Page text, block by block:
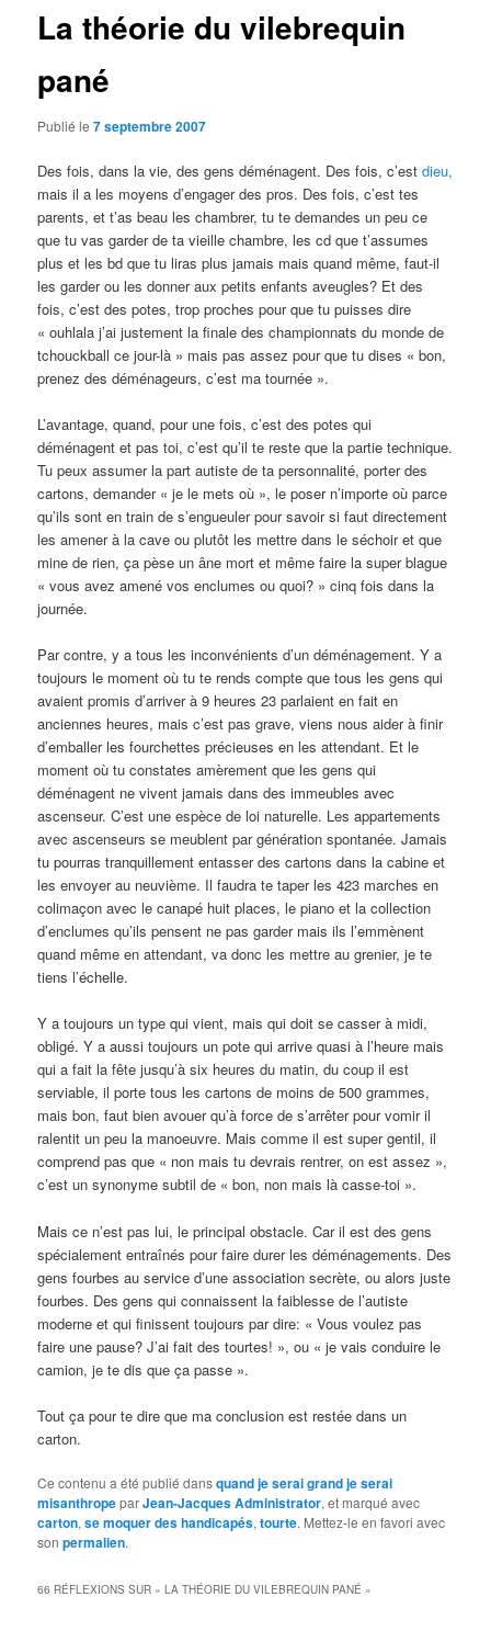
La théorie du vilebrequin
pané
Publié le7 septembre 2007
Des fois, dans la vie, des gens déménagent. Des fois, c’estdieu,
mais il a les moyens d’engager des pros. Des fois, c’est tes
parents, et t’as beau les chambrer, tu te demandes un peu ce
que tu vas garder de ta vieille chambre, les cd que t’assumes
plus et les bd que tu liras plus jamais mais quand même, faut-il
les garder ou les donner aux petits enfants aveugles? Et des
fois, c’est des potes, trop proches pour que tu puisses dire
« ouhlala j’ai justement la finale des championnats du monde de
tchouckball ce jour-là » mais pas assez pour que tu dises « bon,
prenez des déménageurs, c’est ma tournée ».
L’avantage, quand, pour une fois, c’est des potes qui
déménagent et pas toi, c’est qu’il te reste que la partie technique.
Tu peux assumer la part autiste de ta personnalité, porter des
cartons, demander « je le mets où », le poser n’importe où parce
qu’ils sont en train de s’engueuler pour savoir si faut directement
les amener à la cave ou plutôt les mettre dans le séchoir et que
mine de rien, ça pèse un âne mort et même faire la super blague
« vous avez amené vos enclumes ou quoi? » cinq fois dans la
journée.
Par contre, y a tous les inconvénients d’un déménagement. Y a
toujours le moment où tu te rends compte que tous les gens qui
avaient promis d’arriver à 9 heures 23 parlaient en fait en
anciennes heures, mais c’est pas grave, viens nous aider à finir
d’emballer les fourchettes précieuses en les attendant. Et le
moment où tu constates amèrement que les gens qui
déménagent ne vivent jamais dans des immeubles avec
ascenseur. C’est une espèce de loi naturelle. Les appartements
avec ascenseurs se meublent par génération spontanée. Jamais
tu pourras tranquillement entasser des cartons dans la cabine et
les envoyer au neuvième. Il faudra te taper les 423 marches en
colimaçon avec le canapé huit places, le piano et la collection
d’enclumes qu’ils pensent ne pas garder mais ils l’emmènent
quand même en attendant, va donc les mettre au grenier, je te
tiens l’échelle.
Y a toujours un type qui vient, mais qui doit se casser à midi,
obligé. Y a aussi toujours un pote qui arrive quasi à l’heure mais
qui a fait la fête jusqu’à six heures du matin, du coup il est
serviable, il porte tous les cartons de moins de 500 grammes,
mais bon, faut bien avouer qu’à force de s’arrêter pour vomir il
ralentit un peu la manoeuvre. Mais comme il est super gentil, il
comprend pas que « non mais tu devrais rentrer, on est assez »,
c’est un synonyme subtil de « bon, non mais là casse-toi ».
Mais ce n’est pas lui, le principal obstacle. Car il est des gens
spécialement entraînés pour faire durer les déménagements. Des
gens fourbes au service d’une association secrète, ou alors juste
fourbes. Des gens qui connaissent la faiblesse de l’autiste
moderne et qui finissent toujours par dire: « Vous voulez pas
faire une pause? J’ai fait des tourtes! », ou « je vais conduire le
camion, je te dis que ça passe ».
Tout ça pour te dire que ma conclusion est restée dans un
carton.
Ce contenu a été publié dansquand je serai grand je serai
misanthropeparJean-Jacques Administrator, et marqué avec
carton,se moquer des handicapés,tourte. Mettez-le en favori avec
sonpermalien.
66 RÉFLEXIONS SUR «LA THÉORIE DU VILEBREQUIN PANÉ »